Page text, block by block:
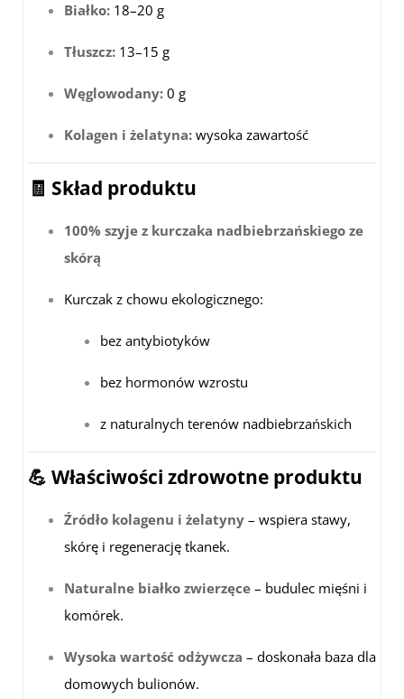
Białko: 18–20 g
Tłuszcz: 13–15 g
Węglowodany: 0 g
Kolagen i żelatyna: wysoka zawartość
🧾 Skład produktu
100% szyje z kurczaka nadbiebrzańskiego ze
skórą
Kurczak z chowu ekologicznego:
bez antybiotyków
bez hormonów wzrostu
z naturalnych terenów nadbiebrzańskich
💪 Właściwości zdrowotne produktu
Źródło kolagenu i żelatyny – wspiera stawy,
skórę i regenerację tkanek.
Naturalne białko zwierzęce – budulec mięśni i
komórek.
Wysoka wartość odżywcza – doskonała baza dla
domowych bulionów.